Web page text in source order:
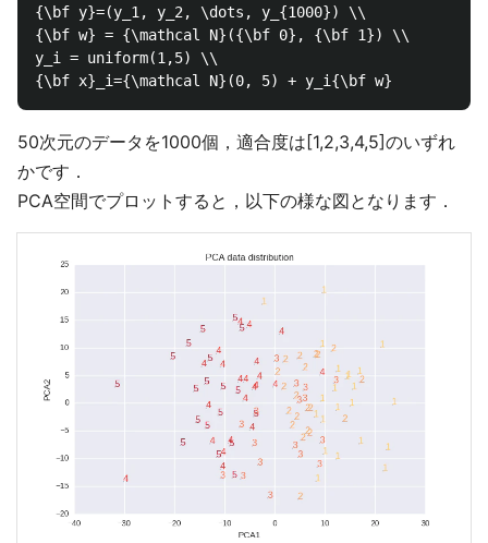
{\bf y}=(y_1, y_2, \dots, y_{1000}) \\
{\bf w} = {\mathcal N}({\bf 0}, {\bf 1}) \\
y_i = uniform(1,5) \\
50次元のデータを1000個，適合度は[1,2,3,4,5]のいずれ
かです．
PCA空間でプロットすると，以下の様な図となります．